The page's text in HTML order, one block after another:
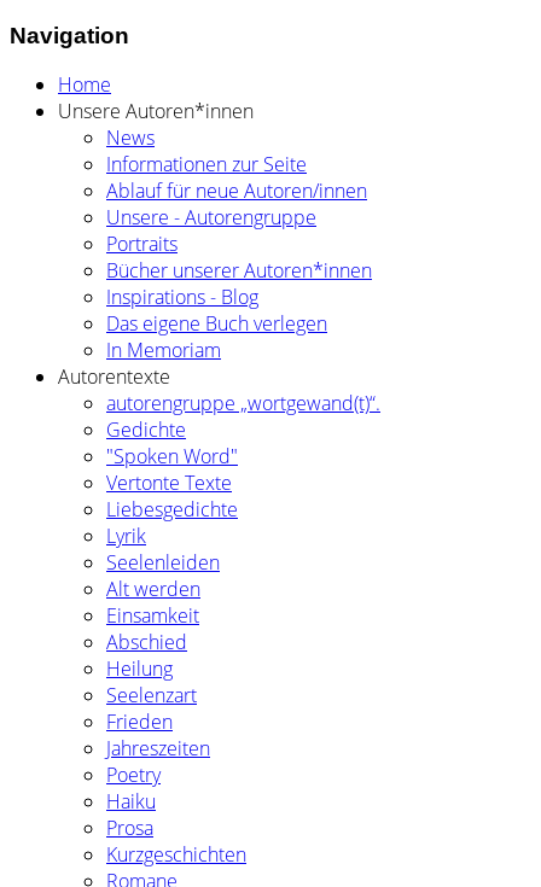
Navigation
Home
Unsere Autoren*innen
News
Informationen zur Seite
Ablauf für neue Autoren/innen
Unsere - Autorengruppe
Portraits
Bücher unserer Autoren*innen
Inspirations - Blog
Das eigene Buch verlegen
In Memoriam
Autorentexte
autorengruppe „wortgewand(t)“.
Gedichte
"Spoken Word"
Vertonte Texte
Liebesgedichte
Lyrik
Seelenleiden
Alt werden
Einsamkeit
Abschied
Heilung
Seelenzart
Frieden
Jahreszeiten
Poetry
Haiku
Prosa
Kurzgeschichten
Romane